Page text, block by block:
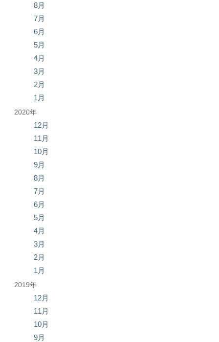
8月
7月
6月
5月
4月
3月
2月
1月
2020年
12月
11月
10月
9月
8月
7月
6月
5月
4月
3月
2月
1月
2019年
12月
11月
10月
9月